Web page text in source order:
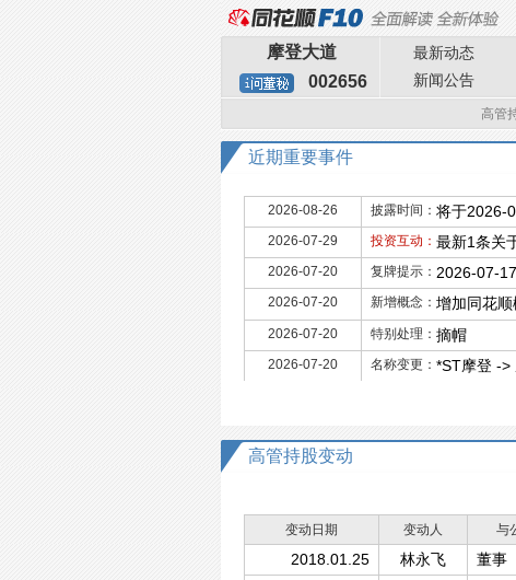
摩登大道
002656
最新动态
新闻公告
高管
近期重要事件
2026-08-26 披露时间： 将于2026-
2026-07-29 投资互动： 最新1条关
2026-07-20 复牌提示： 2026-07-
2026-07-20 新增概念： 增加同花顺
2026-07-20 特别处理： 摘帽
2026-07-20 名称变更： *ST摩登 ->
高管持股变动
变动日期
变动人 与
2018.01.25 林永飞 董事